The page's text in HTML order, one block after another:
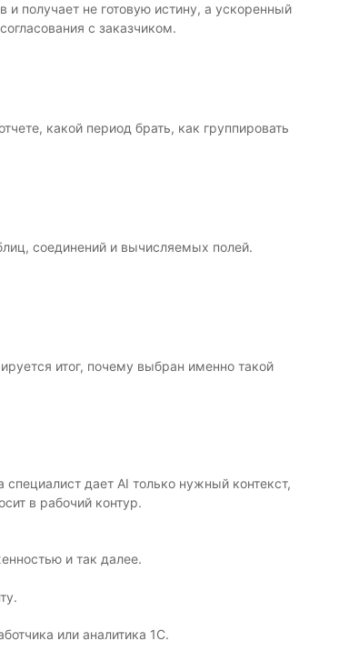
получает не готовую истину, а ускоренный
с заказчиком.
какой период брать, как группировать
соединений и вычисляемых полей.
итог, почему выбран именно такой
дает AI только нужный контекст,
в рабочий контур.
и так далее.
или аналитика 1С.